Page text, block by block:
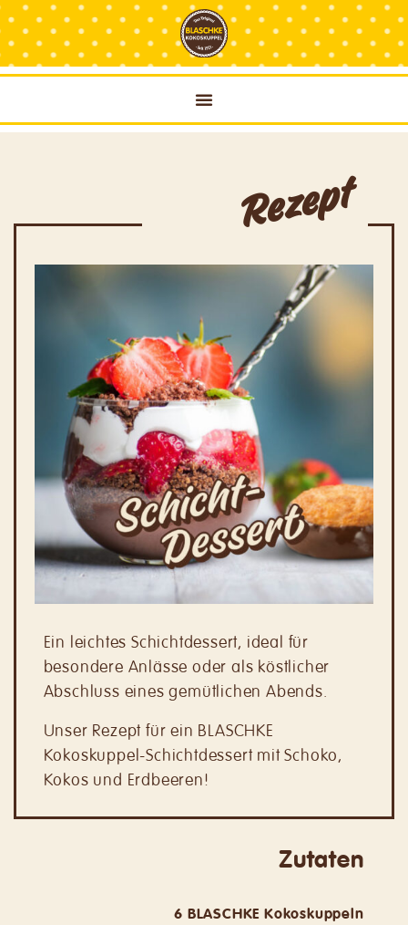
Rezept
Ein leichtes Schichtdessert, ideal für
besondere Anlässe oder als köstlicher
Abschluss eines gemütlichen Abends.
Unser Rezept für ein BLASCHKE
Kokoskuppel-Schichtdessert mit Schoko,
Kokos und Erdbeeren!
Zutaten
6 BLASCHKE Kokoskuppeln